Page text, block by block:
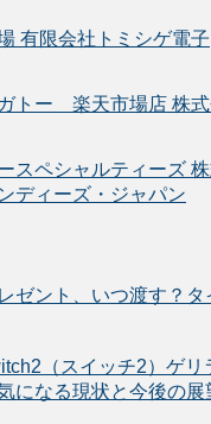
有限会社トミシゲ電子
トー 楽天市場店 株
スペシャルティーズ
ディーズ・ジャパン
ゼント、いつ渡す？
（スイッチ2）ゲ
になる現状と今後の展